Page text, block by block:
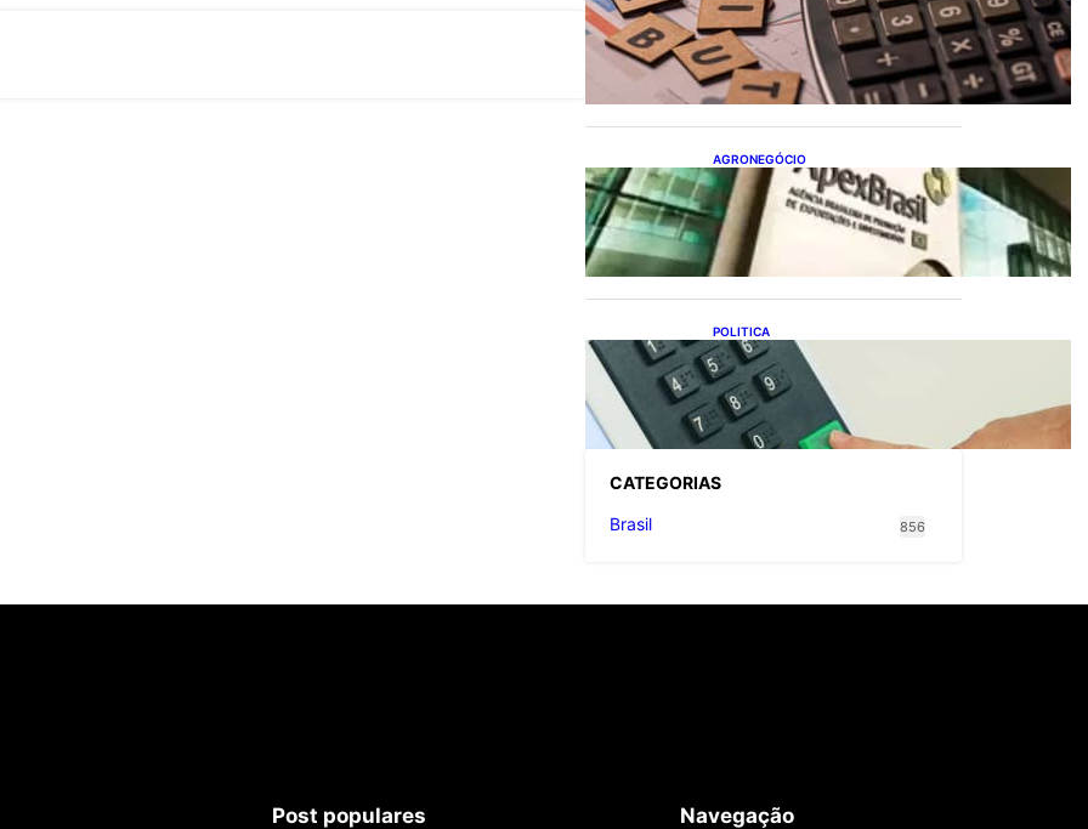
Após pedido de entidades
empresariais, Receita
flexibiliza regras da
Reforma Tributária
AGRONEGÓCIO
Outlook Agro Brasil:
planejamento e inovação
pautam debates sobre
futuro do agronegócio
POLITICA
Viracasacas? Em 2022, 259
municípios votaram mais
em Lula no 1º turno e em
Jair no 2º
CATEGORIAS
Brasil
856
Post populares Navegação